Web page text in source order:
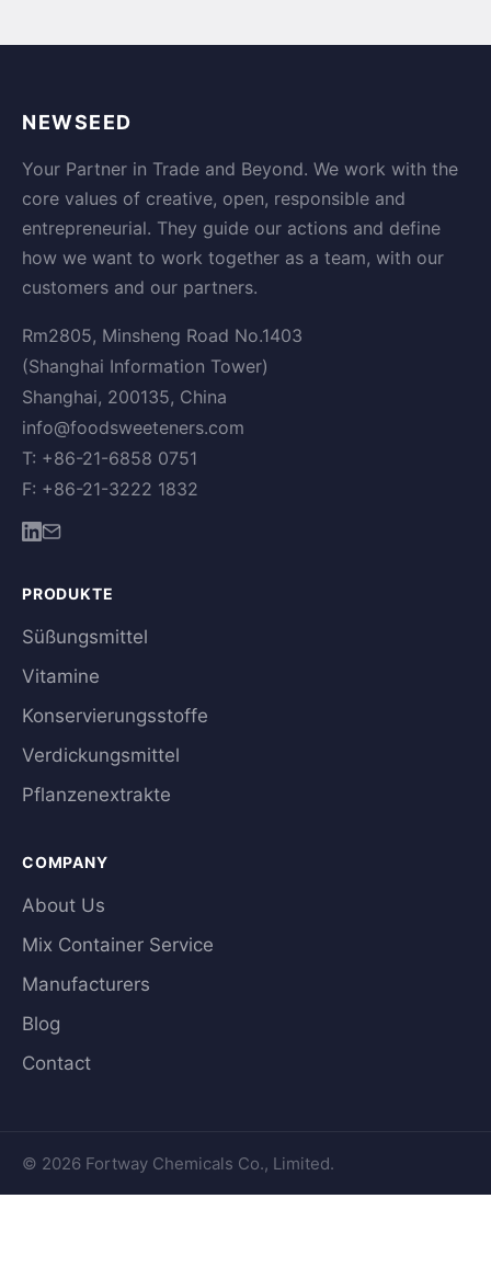
NEWSEED
Your Partner in Trade and Beyond. We work with the
core values of creative, open, responsible and
entrepreneurial. They guide our actions and define
how we want to work together as a team, with our
customers and our partners.
Rm2805, Minsheng Road No.1403
(Shanghai Information Tower)
Shanghai, 200135, China
info@foodsweeteners.com
T: +86-21-6858 0751
F: +86-21-3222 1832
PRODUKTE
Süßungsmittel
Vitamine
Konservierungsstoffe
Verdickungsmittel
Pflanzenextrakte
COMPANY
About Us
Mix Container Service
Manufacturers
Blog
Contact
© 2026 Fortway Chemicals Co., Limited.